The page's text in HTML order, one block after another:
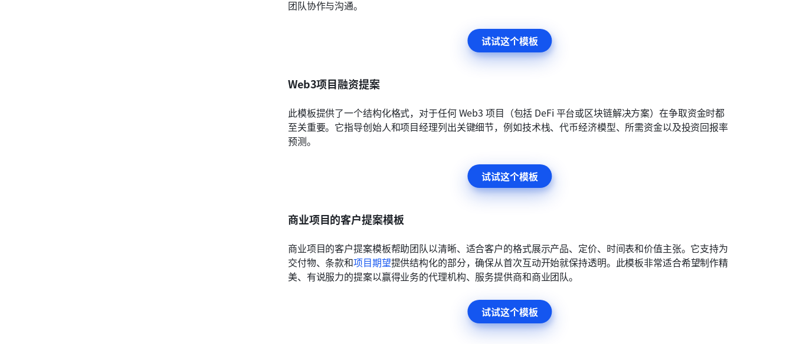
团队协作与沟通。
试试这个模板
Web3项目融资提案
此模板提供了一个结构化格式，对于任何 Web3 项目（包括 DeFi 平台或区块链解决方案）在争取资金时都
至关重要。它指导创始人和项目经理列出关键细节，例如技术栈、代币经济模型、所需资金以及投资回报率
预测。
试试这个模板
商业项目的客户提案模板
商业项目的客户提案模板帮助团队以清晰、适合客户的格式展示产品、定价、时间表和价值主张。它支持为
交付物、条款和项目期望提供结构化的部分，确保从首次互动开始就保持透明。此模板非常适合希望制作精
美、有说服力的提案以赢得业务的代理机构、服务提供商和商业团队。
试试这个模板